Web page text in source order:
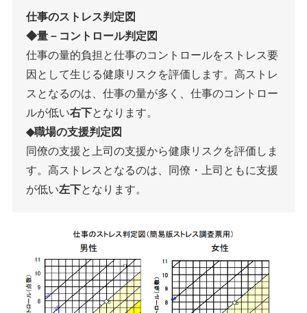
仕事のストレス判定図
◆量－コントロール判定図
仕事の量的負担と仕事のコントロールをストレス要
因として生じる健康リスクを評価します。高ストレ
スとなるのは、仕事の量が多く、仕事のコントロー
ルが低い右下となります。
◆職場の支援判定図
同僚の支援と上司の支援から健康リスクを評価しま
す。高ストレスとなるのは、同僚・上司ともに支援
が低い左下となります。